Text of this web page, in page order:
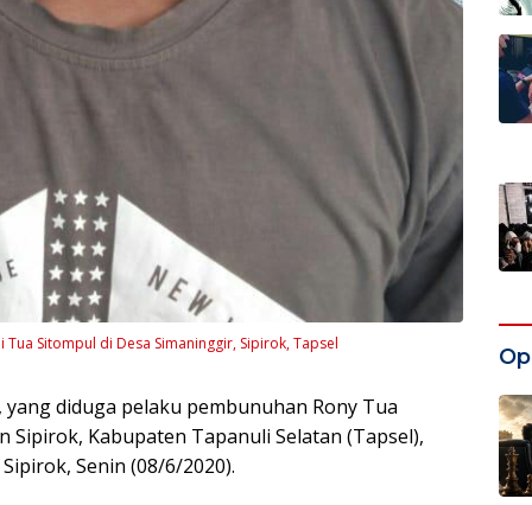
Sitompul di Desa Simaninggir, Sipirok, Tapsel
yang diduga pelaku pembunuhan Rony Tua
Sipirok, Kabupaten Tapanuli Selatan (Tapsel),
Senin (08/6/2020).